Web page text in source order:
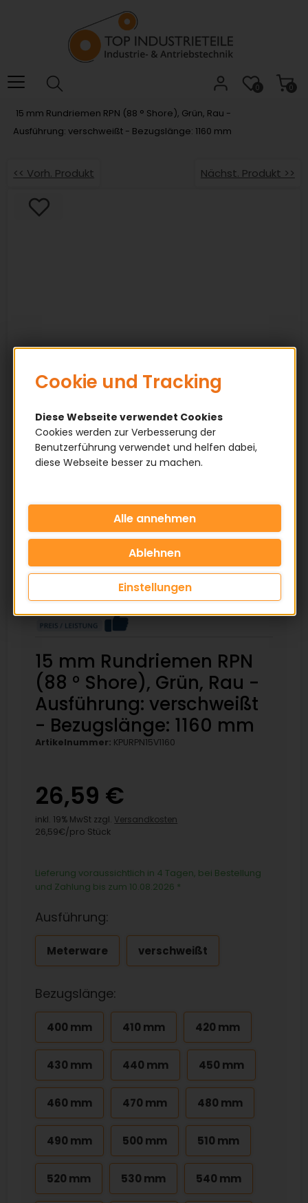
das
Barrierefreiheitsmenü
0
0
15 mm Rundriemen RPN (88 ° Shore), Grün, Rau -
Ausführung: verschweißt - Bezugslänge: 1160 mm
<< Vorh. Produkt Nächst. Produkt >>
15 mm Rundriemen RPN
(88 ° Shore), Grün, Rau -
Ausführung: verschweißt
- Bezugslänge: 1160 mm
Artikelnummer: KPURPN15V1160
26,59 €
inkl. 19% MwSt zzgl. Versandkosten
26,59€/pro Stück
Lieferung voraussichtlich in 4 Tagen, bei Bestellung
und Zahlung bis zum 10.08.2026 *
Ausführung:
Meterware verschweißt
Bezugslänge:
400 mm 410 mm 420 mm
430 mm 440 mm 450 mm
460 mm 470 mm 480 mm
490 mm 500 mm 510 mm
520 mm 530 mm 540 mm
Cookie und Tracking
Diese Webseite verwendet Cookies
Cookies werden zur Verbesserung der
Benutzerführung verwendet und helfen dabei,
diese Webseite besser zu machen.
Einstellungen